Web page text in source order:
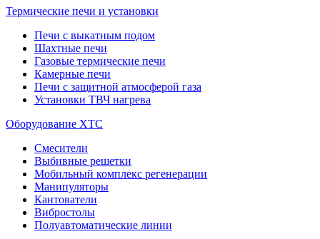
Термические печи и установки
Печи с выкатным подом
Шахтные печи
Газовые термические печи
Камерные печи
Печи с защитной атмосферой газа
Установки ТВЧ нагрева
Оборудование ХТС
Смесители
Выбивные решетки
Мобильный комплекс регенерации
Манипуляторы
Кантователи
Вибростолы
Полуавтоматические линии